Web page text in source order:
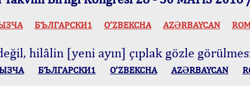
БЪЛГАРСКИ1 O’ZBEKCHA AZӘRBAYCAN
hilâlin [yeni ayın] çıplak gözle
БЪЛГАРСКИ1 O’ZBEKCHA AZӘRBAYCAN